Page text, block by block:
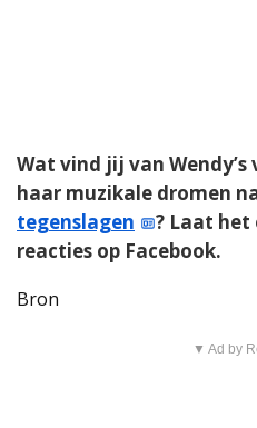
Wat vind jij van
haar muzikale dromen
tegenslagen
? Laat het
reacties op Facebook.
Bron
▼ Ad by